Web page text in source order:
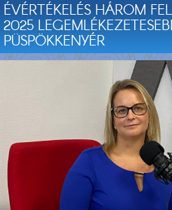
ÉVÉRTÉKELÉS HÁROM
2025
PÜSPÖKKENYÉR